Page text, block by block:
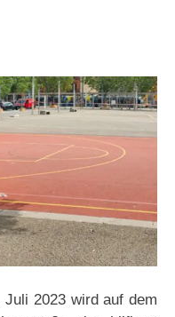
2023 wird auf dem